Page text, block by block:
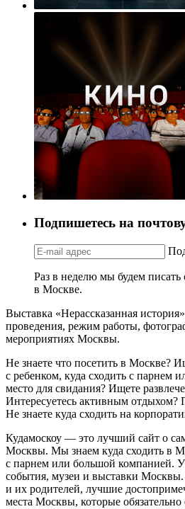
Подпишетесь на
Раз в неделю мы будем
в Москве.
Выставка «Нерассказанная
проведения, режим работы,
мероприятиях Москвы.
Не знаете что посетить в Москве?
с ребенком, куда сходить с парнем
место для свидания? Ищете
Интересуетесь активным отдыхом?
Не знаете куда сходить на
Кудамоскоу — это лучший сайт о
Москвы. Мы знаем куда сходить в
с парнем или большой компанией.
события, музеи и выставки
и их родителей, лучшие
места Москвы, которые обязательно